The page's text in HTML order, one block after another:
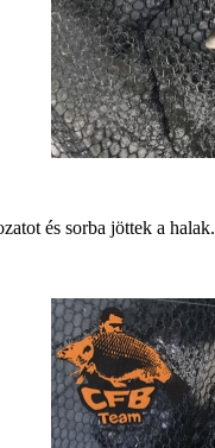
és sorba jöttek a halak.